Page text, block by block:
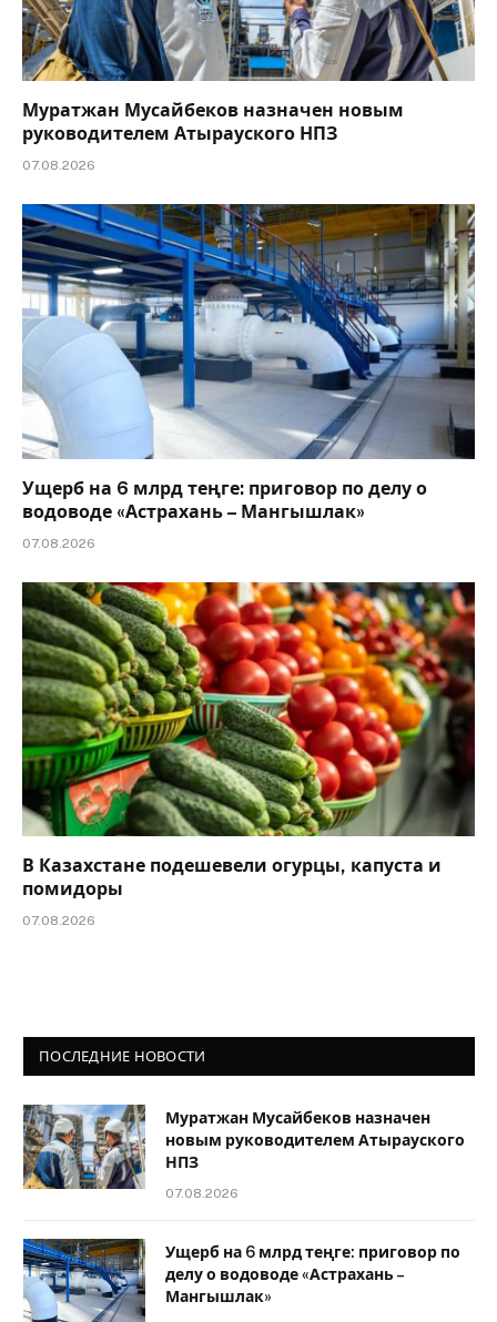
Муратжан Мусайбеков назначен новым
руководителем Атырауского НПЗ
07.08.2026
Ущерб на 6 млрд теңге: приговор по делу о
водоводе «Астрахань – Мангышлак»
07.08.2026
В Казахстане подешевели огурцы, капуста и
помидоры
07.08.2026
ПОСЛЕДНИЕ НОВОСТИ
Муратжан Мусайбеков назначен
новым руководителем Атырауского
НПЗ
07.08.2026
Ущерб на 6 млрд теңге: приговор по
делу о водоводе «Астрахань –
Мангышлак»